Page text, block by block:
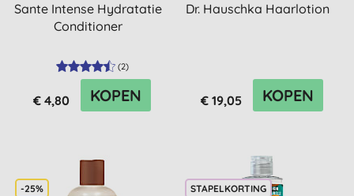
Sante Intense Hydratatie
Conditioner
(2)
€ 4,80 KOPEN
Dr. Hauschka Haarlotion
€ 19,05 KOPEN
-25% STAPELKORTING